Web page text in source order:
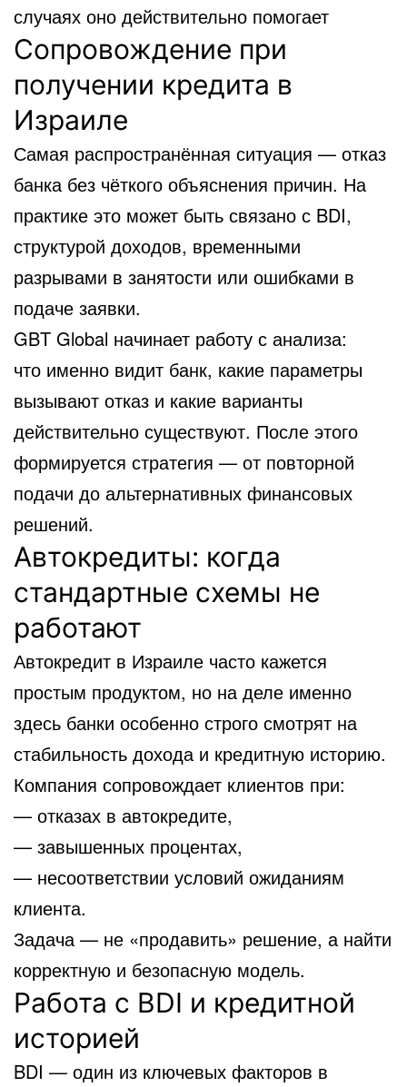
случаях оно действительно помогает
Сопровождение при
получении кредита в
Израиле
Самая распространённая ситуация — отказ
банка без чёткого объяснения причин. На
практике это может быть связано с BDI,
структурой доходов, временными
разрывами в занятости или ошибками в
подаче заявки.
GBT Global начинает работу с анализа:
что именно видит банк, какие параметры
вызывают отказ и какие варианты
действительно существуют. После этого
формируется стратегия — от повторной
подачи до альтернативных финансовых
решений.
Автокредиты: когда
стандартные схемы не
работают
Автокредит в Израиле часто кажется
простым продуктом, но на деле именно
здесь банки особенно строго смотрят на
стабильность дохода и кредитную историю.
Компания сопровождает клиентов при:
— отказах в автокредите,
— завышенных процентах,
— несоответствии условий ожиданиям
клиента.
Задача — не «продавить» решение, а найти
корректную и безопасную модель.
Работа с BDI и кредитной
историей
BDI — один из ключевых факторов в